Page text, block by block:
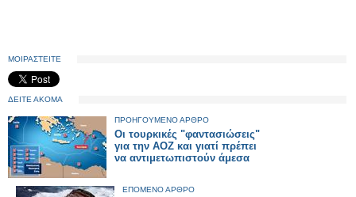
ΜΟΙΡΑΣΤΕΙΤΕ
ΔΕΙΤΕ ΑΚΟΜΑ
ΠΡΟΗΓΟΥΜΕΝΟ ΑΡΘΡΟ
Οι τουρκικές "φαντασιώσεις"
για την ΑΟΖ και γιατί πρέπει
να αντιμετωπιστούν άμεσα
ΕΠΟΜΕΝΟ ΑΡΘΡΟ